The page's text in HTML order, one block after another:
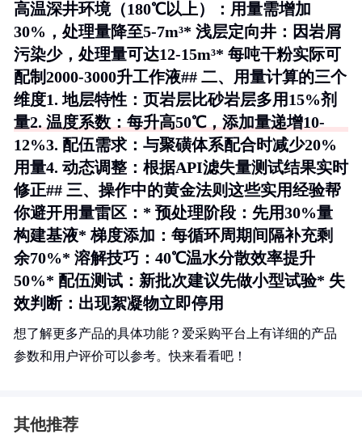
高温深井环境（180℃以上）：用量需增加
30%，处理量降至5-7m³* 浅层定向井：因岩屑
污染少，处理量可达12-15m³* 每吨干粉实际可
配制2000-3000升工作液## 二、用量计算的三个
维度1.地层特性 ：页岩层比砂岩层多用15%剂
量2. 温度系数 ：每升高50℃，添加量递增10-
12%3. 配伍需求：与聚磺体系配合时减少20%
用量4. 动态调整：根据API滤失量测试结果实时
修正## 三、操作中的黄金法则这些实用经验帮
你避开用量雷区：* 预处理阶段：先用30%量
构建基液* 梯度添加：每循环周期间隔补充剩
余70%* 溶解技巧：40℃温水分散效率提升
50%* 配伍测试：新批次建议先做小型试验* 失
效判断：出现絮凝物立即停用
想了解更多产品的具体功能？爱采购平台上有详细的产品
参数和用户评价可以参考。快来看看吧！
其他推荐